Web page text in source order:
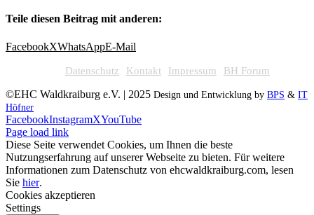
Teile diesen Beitrag mit anderen:
FacebookXWhatsAppE-Mail
Datenschutz Kontakt Impressum BH Forum
©EHC Waldkraiburg e.V. | 2025 Design und Entwicklung by BPS & IT
Höfner
FacebookInstagramXYouTube
Page load link
Diese Seite verwendet Cookies, um Ihnen die beste
Nutzungserfahrung auf unserer Webseite zu bieten. Für weitere
Informationen zum Datenschutz von ehcwaldkraiburg.com, lesen
Sie hier.
Cookies akzeptieren
Settings